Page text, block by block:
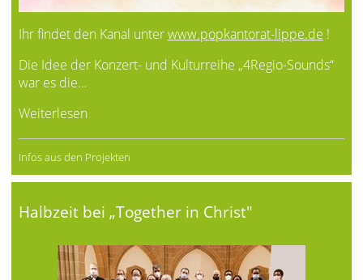
Ihr findet den Kanal unterwww.popkantorat-lippe.de !
Die Idee der Konzert- und Kulturreihe „4Regio-Sounds“
war es die…
Weiterlesen
Infos aus den Projekten
Halbzeit bei „Together in Christ"